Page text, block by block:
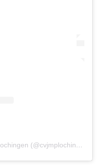
Ein Beitrag geteilt von CVJM Plochingen (@cvjmplochingen)